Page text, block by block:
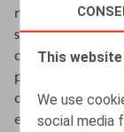
This
We use
social media
noodzakelijk
sneller stijgen
dreigt de
pensioenen in
druk zetten op
een